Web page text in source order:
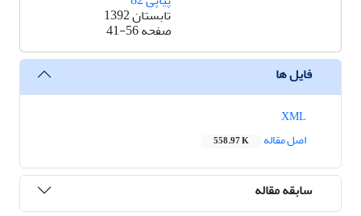
تابستان 1392
صفحه41-56
فایل ها
اصل مقاله
558.97 K
سابقه مقاله